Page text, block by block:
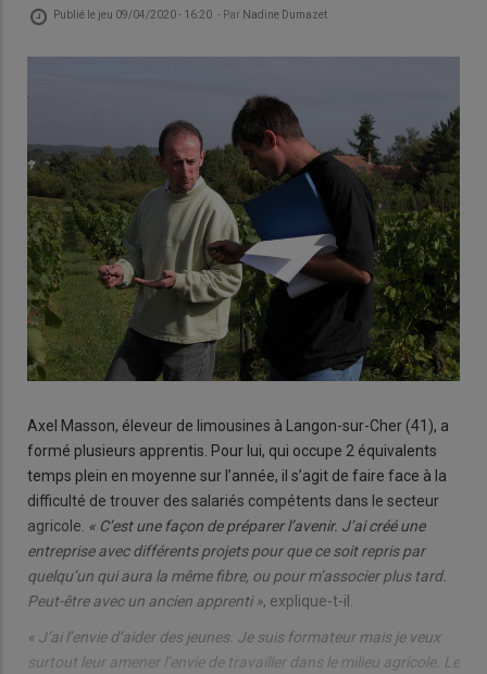
Publié le jeu 09/04/2020 - 16:20 - Par Nadine Dumazet
Axel Masson, éleveur de limousines à Langon-sur-Cher (41), a
formé plusieurs apprentis. Pour lui, qui occupe 2 équivalents
temps plein en moyenne sur l’année, il s’agit de faire face à la
difficulté de trouver des salariés compétents dans le secteur
agricole. « C’est une façon de préparer l’avenir. J’ai créé une
entreprise avec différents projets pour que ce soit repris par
quelqu’un qui aura la même fibre, ou pour m’associer plus tard.
Peut-être avec un ancien apprenti », explique-t-il.
« J’ai l’envie d’aider des jeunes. Je suis formateur mais je veux
surtout leur amener l’envie de travailler dans le milieu agricole. Le